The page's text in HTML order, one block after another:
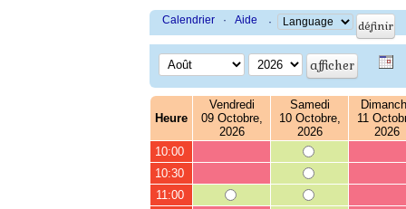
Calendrier · Aide ·
Heure
Vendredi
09 Octobre,
2026
Samedi
10 Octobre,
2026
11
2026
10:00
10:30
11:00